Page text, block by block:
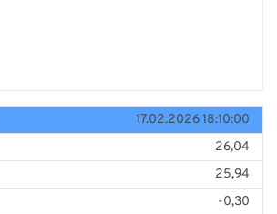
17.02.2026 18:10:00
26,04
25,94
-0,30